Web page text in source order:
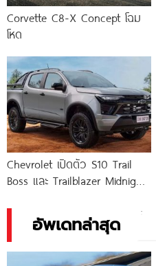
Corvette C8-X Concept โฉม
โหด
Chevrolet เปิดตัว S10 Trail
Boss และ Trailblazer Midnight
อัพเดทล่าสุด